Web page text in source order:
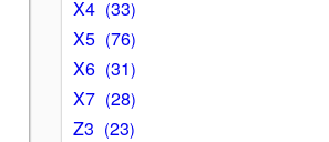
X4
33
X5
76
X6
31
X7
28
Z3
23